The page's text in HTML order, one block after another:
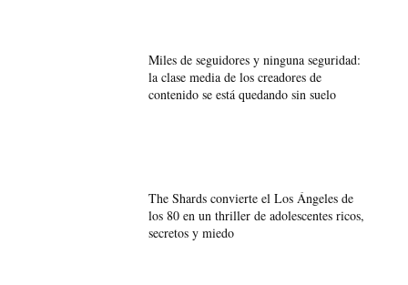
Miles de seguidores y ninguna seguridad:
la clase media de los creadores de
contenido se está quedando sin suelo
The Shards convierte el Los Ángeles de
los 80 en un thriller de adolescentes ricos,
secretos y miedo